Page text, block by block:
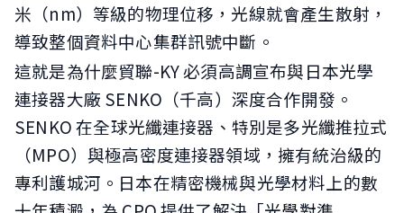
米（nm）等級的物理位移，光線就會產生散射，
導致整個資料中心集群訊號中斷。
這就是為什麼貿聯-KY 必須高調宣布與日本光學
連接器大廠 SENKO（千高）深度合作開發。
SENKO 在全球光纖連接器、特別是多光纖推拉式
（MPO）與極高密度連接器領域，擁有統治級的
專利護城河。日本在精密機械與光學材料上的數